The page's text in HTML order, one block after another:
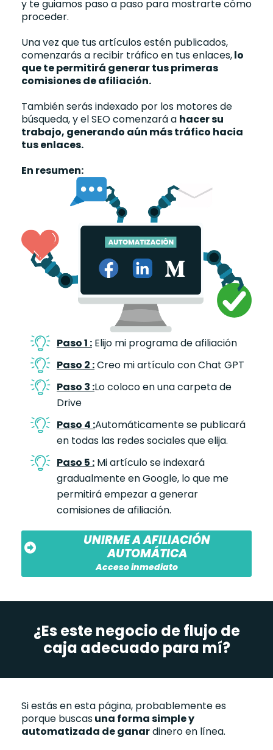
y te guiamos paso a paso para mostrarte cómo
proceder.
Una vez que tus artículos estén publicados,
comenzarás a recibir tráfico en tus enlaces,lo
que te permitirá generar tus primeras
comisiones de afiliación.
También serás indexado por los motores de
búsqueda, y el SEO comenzará a hacer su
trabajo, generando aún más tráfico hacia
tus enlaces.
En resumen:
Paso 1 : Elijo mi programa de afiliación
Paso 2 :Creo mi artículo con Chat GPT
Paso 3 :Lo coloco en una carpeta de
Drive
Paso 4 :Automáticamente se publicará
en todas las redes sociales que elija.
Paso 5 : Mi artículo se indexará
gradualmente en Google, lo que me
permitirá empezar a generar
comisiones de afiliación.
UNIRME A AFILIACIÓN
AUTOMÁTICA
Acceso inmediato
¿Es este negocio de flujo de
caja adecuado para mí?
Si estás en esta página, probablemente es
porque buscasuna forma simple y
automatizada de ganardinero en línea.